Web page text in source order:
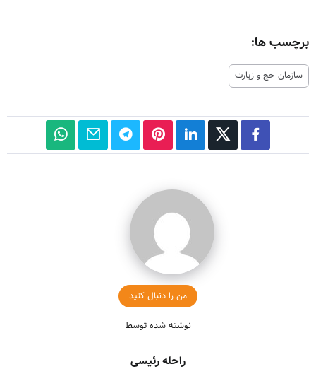
برچسب ها:
سازمان حج و زیارت
من را دنبال کنید
نوشته شده توسط
راحله رئیسی